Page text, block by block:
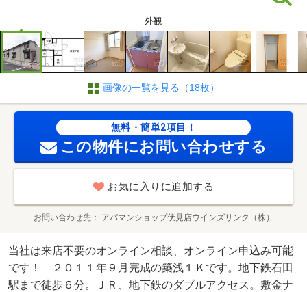
外観
画像の一覧を見る（18枚）
無料・簡単2項目！
この物件にお問い合わせする
お気に入りに追加する
お問い合わせ先 アパマンショップ伏見店ウインズリンク（株）
当社は来店不要のオンライン相談、オンライン申込み可能
です！ ２０１１年９月完成の築浅１Ｋです。地下鉄石田
駅まで徒歩６分。ＪＲ、地下鉄のダブルアクセス。敷金ナ